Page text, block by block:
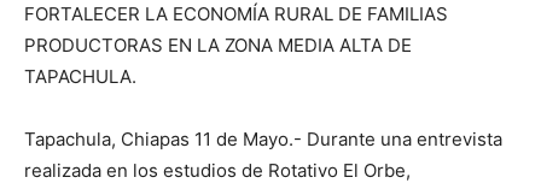
FORTALECER LA ECONOMÍA RURAL DE FAMILIAS
PRODUCTORAS EN LA ZONA MEDIA ALTA DE
TAPACHULA.
Tapachula, Chiapas 11 de Mayo.- Durante una entrevista
realizada en los estudios de Rotativo El Orbe,